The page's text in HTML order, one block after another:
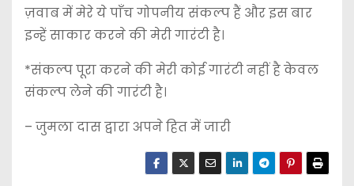
ज़वाब में मेरे ये पाँच गोपनीय संकल्प हैं और इस बार
इन्हें साकार करने की मेरी गारंटी है।
*संकल्प पूरा करने की मेरी कोई गारंटी नहीं है केवल
संकल्प लेने की गारंटी है।
– जुमला दास द्वारा अपने हित में जारी